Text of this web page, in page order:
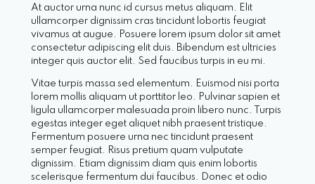
At auctor urna nunc id cursus metus aliquam. Elit
ullamcorper dignissim cras tincidunt lobortis feugiat
vivamus at augue. Posuere lorem ipsum dolor sit amet
consectetur adipiscing elit duis. Bibendum est ultricies
integer quis auctor elit. Sed faucibus turpis in eu mi.
Vitae turpis massa sed elementum. Euismod nisi porta
lorem mollis aliquam ut porttitor leo. Pulvinar sapien et
ligula ullamcorper malesuada proin libero nunc. Turpis
egestas integer eget aliquet nibh praesent tristique.
Fermentum posuere urna nec tincidunt praesent
semper feugiat. Risus pretium quam vulputate
dignissim. Etiam dignissim diam quis enim lobortis
scelerisque fermentum dui faucibus. Donec et odio